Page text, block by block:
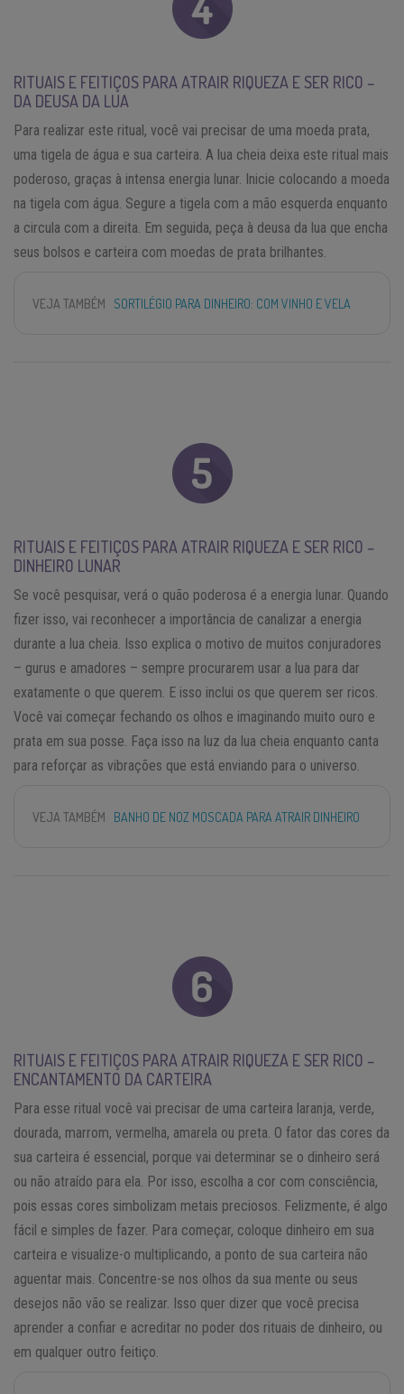
RITUAIS E FEITIÇOS PARA ATRAIR RIQUEZA E SER RICO –
DA DEUSA DA LUA
Para realizar este ritual, você vai precisar de uma moeda prata,
uma tigela de água e sua carteira. A lua cheia deixa este ritual mais
poderoso, graças à intensa energia lunar. Inicie colocando a moeda
na tigela com água. Segure a tigela com a mão esquerda enquanto
a circula com a direita. Em seguida, peça à deusa da lua que encha
seus bolsos e carteira com moedas de prata brilhantes.
VEJA TAMBÉM SORTILÉGIO PARA DINHEIRO: COM VINHO E VELA
RITUAIS E FEITIÇOS PARA ATRAIR RIQUEZA E SER RICO –
DINHEIRO LUNAR
Se você pesquisar, verá o quão poderosa é a energia lunar. Quando
fizer isso, vai reconhecer a importância de canalizar a energia
durante a lua cheia. Isso explica o motivo de muitos conjuradores
– gurus e amadores – sempre procurarem usar a lua para dar
exatamente o que querem. E isso inclui os que querem ser ricos.
Você vai começar fechando os olhos e imaginando muito ouro e
prata em sua posse. Faça isso na luz da lua cheia enquanto canta
para reforçar as vibrações que está enviando para o universo.
VEJA TAMBÉM BANHO DE NOZ MOSCADA PARA ATRAIR DINHEIRO
RITUAIS E FEITIÇOS PARA ATRAIR RIQUEZA E SER RICO –
ENCANTAMENTO DA CARTEIRA
Para esse ritual você vai precisar de uma carteira laranja, verde,
dourada, marrom, vermelha, amarela ou preta. O fator das cores da
sua carteira é essencial, porque vai determinar se o dinheiro será
ou não atraído para ela. Por isso, escolha a cor com consciência,
pois essas cores simbolizam metais preciosos. Felizmente, é algo
fácil e simples de fazer. Para começar, coloque dinheiro em sua
carteira e visualize-o multiplicando, a ponto de sua carteira não
aguentar mais. Concentre-se nos olhos da sua mente ou seus
desejos não vão se realizar. Isso quer dizer que você precisa
aprender a confiar e acreditar no poder dos rituais de dinheiro, ou
em qualquer outro feitiço.